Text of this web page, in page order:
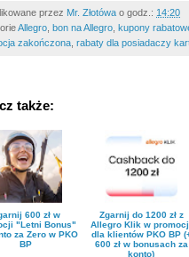
przez Mr. Złotówa o godz.: 14:20
Allegro bon na Allegro kupony
zakończona rabaty dla posiadaczy
także:
600 zł w
"Letni Bonus"
za Zero w PKO
BP
Zgarnij do 1200 zł z
Allegro Klik w
dla klientów PKO BP
600 zł w bonusach za
konto)